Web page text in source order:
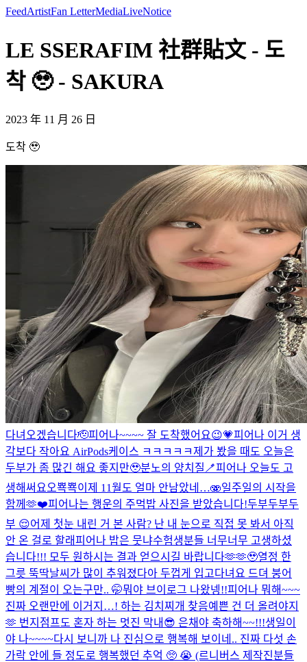
FeedArtistFan LetterMediaLiveNotice
LE SSERAFIM 社群貼文 - 도
착 🥹 - SAKURA
2023 年 11 月 26 日
도착 🥹
다녀오겠습니다🫡피어나~~~~ 잘 도착했어요😉💗피어나 이거 생
각보다 작아요 AirPods케이스 ㅋㅋㅋㅋㅋ제가 봤을 때도 오늘은
두부가 좀 많긴 해요 좋지만🥹분노의 양치질🪥피어나 오늘도 고
생해써요오뾱뾱이제 11월도 얼마 안남았네…🫨일주일의 시작을
함께🫶❤️피어나는 행운의 주먹밥 사진을 받았습니다!두부두부두
부 😌어제 첫눈 내린 거 본 사람? 난 내 눈으로 직접 못 봐서 아직
안 온 걸로 할래피어나 밥은 뭇냐수험생분들 너무너무 고생하셨
습니다!!! 모두 원하시는 결과 얻으시길 바랍니다🫶🫶🥹열정 한
그릇 뚝딱날씨가 많이 추워졌다아 두껍게 입고다녀요 드뎌 붕어
빵의 계절이 오는구만.. 🤭뭐야 브이로그 나왔넹!!피어나 뭐해~~~
진짜 오랜만에 이거지…! 하는 김치찌개 찾음예쁜 건 더 올려야지
🫶 번지점프도 혼자 하는 멋진 막내😎 은채야 축하해~~!!!생일이
야 나~~~~다시 보니까 나 진심으로 행복해 보이네.. 진짜 다섯 손
가락 안에 들 정도로 행복했던 추억 🥺 😭 (르니버스 제작진분들